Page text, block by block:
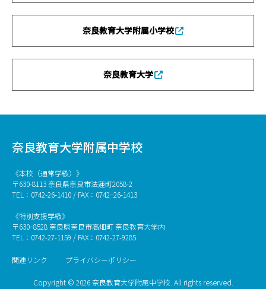
奈良教育大学附属小学校
奈良教育大学
奈良教育大学附属中学校
《本校（通常学級）》
〒630-8113 奈良県奈良市法蓮町2058-2
TEL：0742-26-1410 / FAX：0742ｰ26-1413
《特別支援学級》
〒630ｰ8528 奈良県奈良市高畑町 奈良教育大学内
TEL：0742-27-1159 / FAX：0742-27-9285
関連リンク プライバシーポリシー
Copyright © 2026 奈良教育大学附属中学校. All rights reserved.